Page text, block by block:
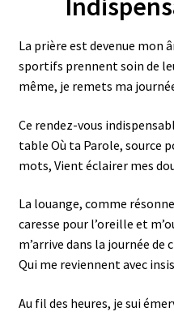
La prière est devenue mon
sportifs prennent soin de
même, je remets ma
Ce rendez-vous
table Où ta Parole, source
mots, Vient éclairer mes
La louange, comme
caresse pour l’oreille et
m’arrive dans la journée
Qui me reviennent avec
Au fil des heures, je sui